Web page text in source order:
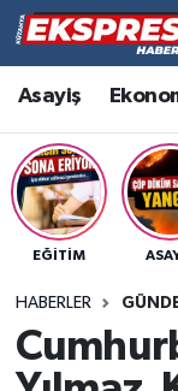
Asayiş
EĞITIM
HABERLER
Altıntaş
Asayiş
Aslanapa
Bölge
Hava
Trafik
Süper Lig
Son